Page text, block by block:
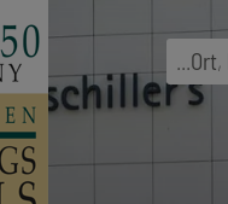
...Ort,